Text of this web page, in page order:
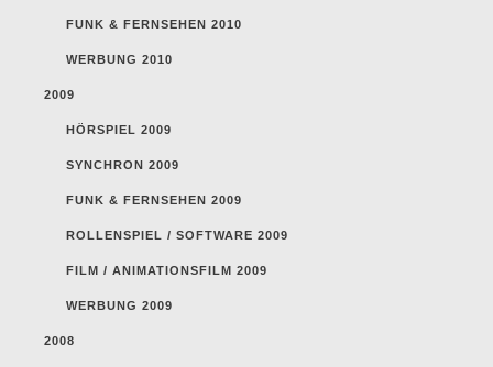
FUNK & FERNSEHEN 2010
WERBUNG 2010
2009
HÖRSPIEL 2009
SYNCHRON 2009
FUNK & FERNSEHEN 2009
ROLLENSPIEL / SOFTWARE 2009
FILM / ANIMATIONSFILM 2009
WERBUNG 2009
2008